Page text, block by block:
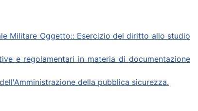
Militare Oggetto:: Esercizio del diritto allo studio
e regolamentari in materia di documentazione
della pubblica sicurezza.